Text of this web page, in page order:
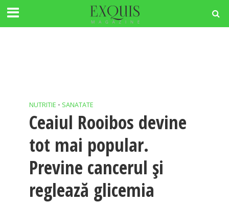
NUTRITIE • SANATATE
Ceaiul Rooibos devine
tot mai popular.
Previne cancerul și
reglează glicemia